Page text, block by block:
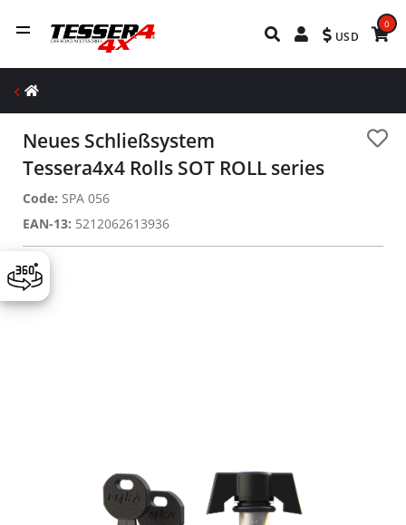
USD
0
Neues Schließsystem
Tessera4x4 Rolls SOT ROLL series
Code: SPA 056
EAN-13: 5212062613936